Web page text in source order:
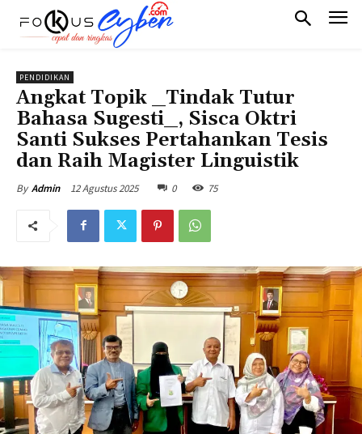
PENDIDIKAN
Angkat Topik _Tindak Tutur
Bahasa Sugesti_, Sisca Oktri
Santi Sukses Pertahankan Tesis
dan Raih Magister Linguistik
By Admin 12 Agustus 2025 0 75